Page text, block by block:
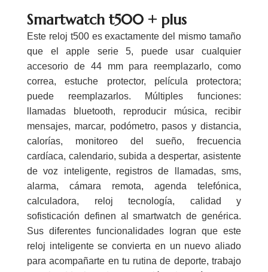
Smartwatch t500 + plus
Este reloj t500 es exactamente del mismo tamaño
que el apple serie 5, puede usar cualquier
accesorio de 44 mm para reemplazarlo, como
correa, estuche protector, película protectora;
puede reemplazarlos. Múltiples funciones:
llamadas bluetooth, reproducir música, recibir
mensajes, marcar, podómetro, pasos y distancia,
calorías, monitoreo del sueño, frecuencia
cardíaca, calendario, subida a despertar, asistente
de voz inteligente, registros de llamadas, sms,
alarma, cámara remota, agenda telefónica,
calculadora, reloj tecnología, calidad y
sofisticación definen al smartwatch de genérica.
Sus diferentes funcionalidades logran que este
reloj inteligente se convierta en un nuevo aliado
para acompañarte en tu rutina de deporte, trabajo